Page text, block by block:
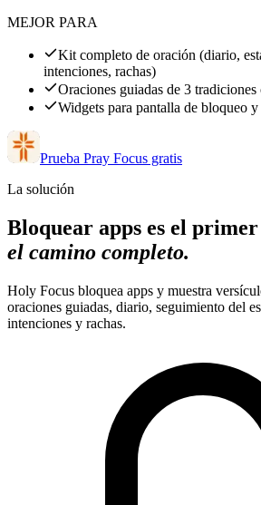
MEJOR PARA
Kit completo de oración (diario,
intenciones, rachas)
Oraciones guiadas de 3 tradiciones
Widgets para pantalla de bloqueo
Prueba Pray Focus gratis
La solución
Bloquear apps es el primer
el camino completo.
Holy Focus bloquea apps y muestra
oraciones guiadas, diario, seguimiento del
intenciones y rachas.